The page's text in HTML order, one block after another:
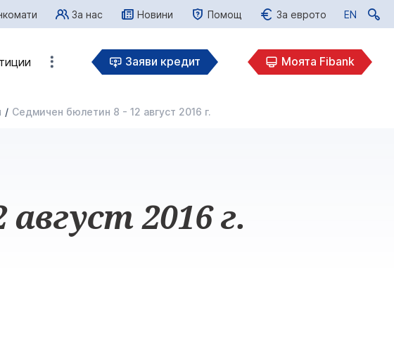
За нас Новини Помощ За еврото EN
EN
Заяви кредит Моята Fibank
Седмичен бюлетин 8 - 12 август 2016 г.
2016 г.